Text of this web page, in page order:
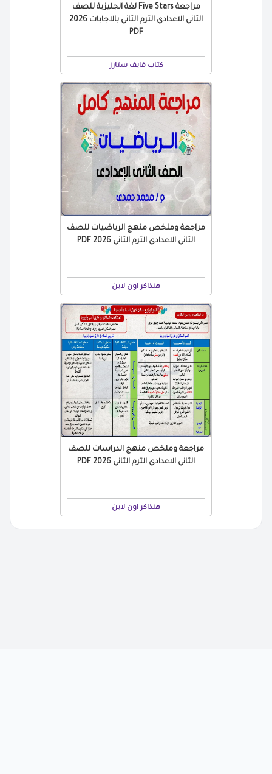
مراجعة Five Stars لغة انجليزية للصف
الثاني الاعدادي الترم الثاني بالاجابات 2026
PDF
كتاب فايف ستارز
مراجعة وملخص منهج الرياضيات للصف
الثاني الاعدادي الترم الثاني 2026 PDF
هنذاكر اون لاين
مراجعة وملخص منهج الدراسات للصف
الثاني الاعدادي الترم الثاني 2026 PDF
هنذاكر اون لاين